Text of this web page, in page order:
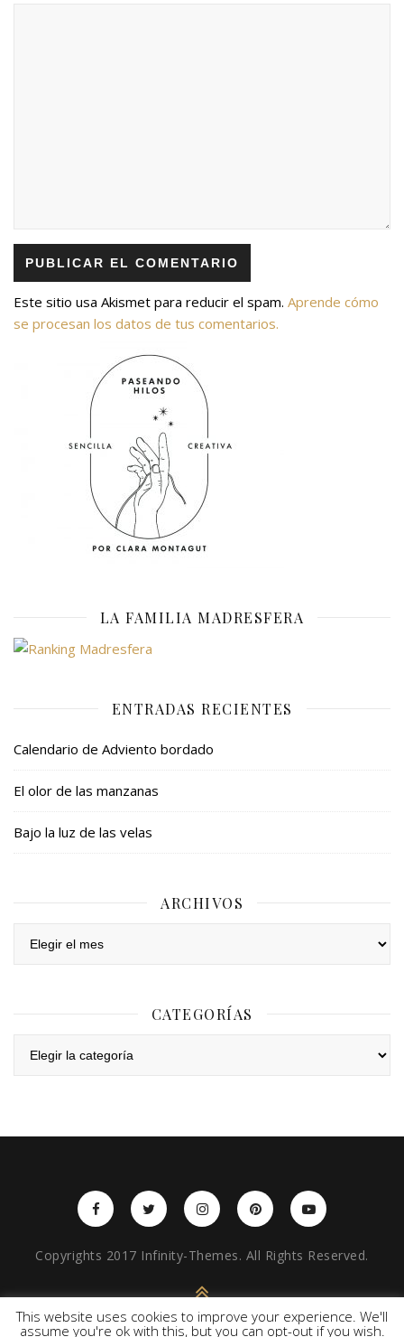
Este sitio usa Akismet para reducir el spam. Aprende cómo
se procesan los datos de tus comentarios.
LA FAMILIA MADRESFERA
ENTRADAS RECIENTES
Calendario de Adviento bordado
El olor de las manzanas
Bajo la luz de las velas
ARCHIVOS
CATEGORÍAS
Copyrights 2017 Infinity-Themes. All Rights Reserved.
BACK TO TOP
This website uses cookies to improve your experience. We'll
assume you're ok with this, but you can opt-out if you wish.